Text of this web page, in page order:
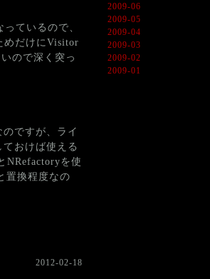
ているので、
めだけにVisitor
ので深く突っ
ですが、ライ
おけば使える
NRefactoryを使
置換程度なの
2012-02-18
2009-06
2009-05
2009-04
2009-03
2009-02
2009-01